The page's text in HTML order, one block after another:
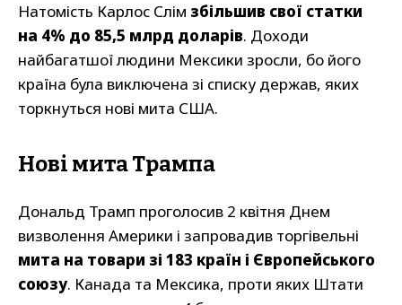
Натомість Карлос Слім збільшив свої статки
на 4% до 85,5 млрд доларів. Доходи
найбагатшої людини Мексики зросли, бо його
країна була виключена зі списку держав, яких
торкнуться нові мита США.
Нові мита Трампа
Дональд Трамп проголосив 2 квітня Днем
визволення Америки і запровадив торгівельні
мита на товари зі 183 країн і Європейського
союзу. Канада та Мексика, проти яких Штати